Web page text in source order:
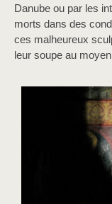
Danube ou par les
morts dans des
ces malheureux
leur soupe au